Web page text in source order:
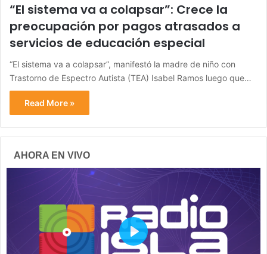
“El sistema va a colapsar”: Crece la
preocupación por pagos atrasados a
servicios de educación especial
“El sistema va a colapsar”, manifestó la madre de niño con
Trastorno de Espectro Autista (TEA) Isabel Ramos luego que…
Read More »
AHORA EN VIVO
P